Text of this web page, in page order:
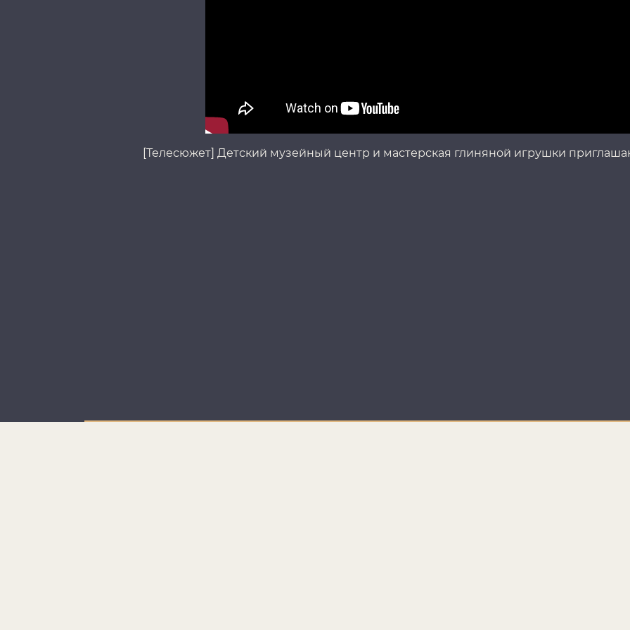
[Телесюжет] Детский музейный центр и мастерская глиняной игрушки